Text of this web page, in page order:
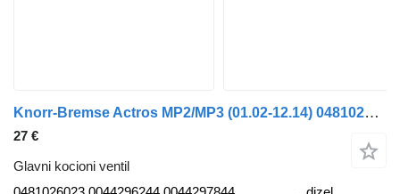
Knorr-Bremse Actros MP2/MP3 (01.02-12.14) 0481026023 glavni kocioni ventil za Mercedes-Benz Actros, Axor MP1, MP2, MP3 (1996-2014) kamiona
27 €
Glavni kocioni ventil